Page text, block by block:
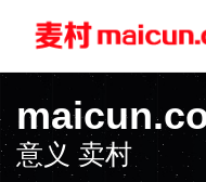
意义卖村